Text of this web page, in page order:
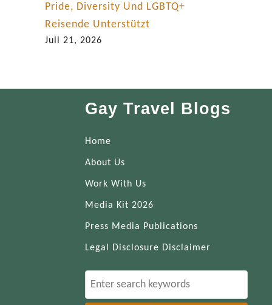
Pride, Diversity Und LGBTQ+
Reisende Unterstützt
Juli 21, 2026
Gay Travel Blogs
Home
About Us
Work With Us
Media Kit 2026
Press Media Publications
Legal Disclosure Disclaimer
e